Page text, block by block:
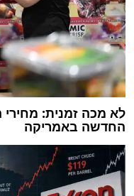
לא מכה זמנית: מחירי
החדשה באמריקה